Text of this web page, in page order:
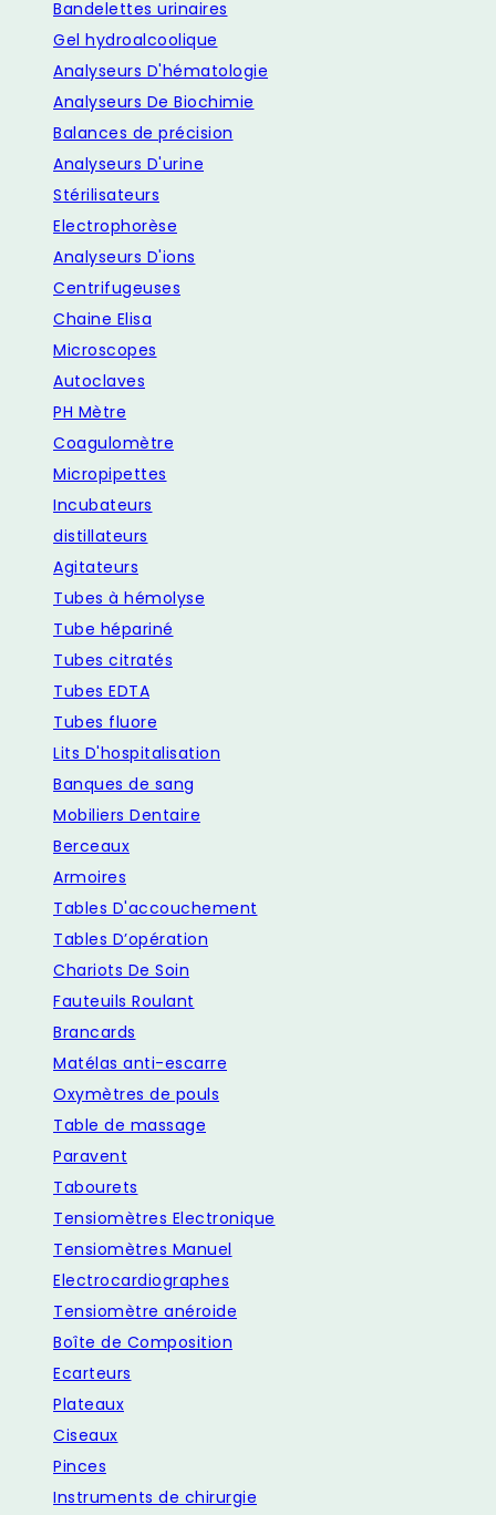
Bandelettes urinaires
Gel hydroalcoolique
Analyseurs D'hématologie
Analyseurs De Biochimie
Balances de précision
Analyseurs D'urine
Stérilisateurs
Electrophorèse
Analyseurs D'ions
Centrifugeuses
Chaine Elisa
Microscopes
Autoclaves
PH Mètre
Coagulomètre
Micropipettes
Incubateurs
distillateurs
Agitateurs
Tubes à hémolyse
Tube hépariné
Tubes citratés
Tubes EDTA
Tubes fluore
Lits D'hospitalisation
Banques de sang
Mobiliers Dentaire
Berceaux
Armoires
Tables D'accouchement
Tables D’opération
Chariots De Soin
Fauteuils Roulant
Brancards
Matélas anti-escarre
Oxymètres de pouls
Table de massage
Paravent
Tabourets
Tensiomètres Electronique
Tensiomètres Manuel
Electrocardiographes
Tensiomètre anéroide
Boîte de Composition
Ecarteurs
Plateaux
Ciseaux
Pinces
Instruments de chirurgie